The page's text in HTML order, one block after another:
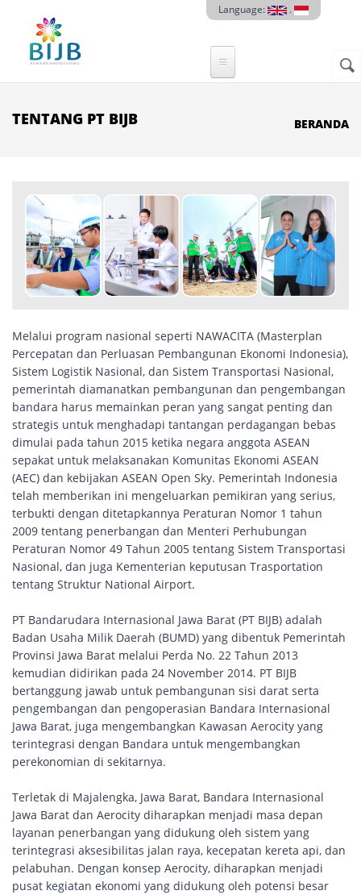
Language: .
TENTANG PT BIJB BERANDA
Melalui program nasional seperti NAWACITA (Masterplan
Percepatan dan Perluasan Pembangunan Ekonomi Indonesia),
Sistem Logistik Nasional, dan Sistem Transportasi Nasional,
pemerintah diamanatkan pembangunan dan pengembangan
bandara harus memainkan peran yang sangat penting dan
strategis untuk menghadapi tantangan perdagangan bebas
dimulai pada tahun 2015 ketika negara anggota ASEAN
sepakat untuk melaksanakan Komunitas Ekonomi ASEAN
(AEC) dan kebijakan ASEAN Open Sky. Pemerintah Indonesia
telah memberikan ini mengeluarkan pemikiran yang serius,
terbukti dengan ditetapkannya Peraturan Nomor 1 tahun
2009 tentang penerbangan dan Menteri Perhubungan
Peraturan Nomor 49 Tahun 2005 tentang Sistem Transportasi
Nasional, dan juga Kementerian keputusan Trasportation
tentang Struktur National Airport.
PT Bandarudara Internasional Jawa Barat (PT BIJB) adalah
Badan Usaha Milik Daerah (BUMD) yang dibentuk Pemerintah
Provinsi Jawa Barat melalui Perda No. 22 Tahun 2013
kemudian didirikan pada 24 November 2014. PT BIJB
bertanggung jawab untuk pembangunan sisi darat serta
pengembangan dan pengoperasian Bandara Internasional
Jawa Barat, juga mengembangkan Kawasan Aerocity yang
terintegrasi dengan Bandara untuk mengembangkan
perekonomian di sekitarnya.
Terletak di Majalengka, Jawa Barat, Bandara Internasional
Jawa Barat dan Aerocity diharapkan menjadi masa depan
layanan penerbangan yang didukung oleh sistem yang
terintegrasi aksesibilitas jalan raya, kecepatan kereta api, dan
pelabuhan. Dengan konsep Aerocity, diharapkan menjadi
pusat kegiatan ekonomi yang didukung oleh potensi besar